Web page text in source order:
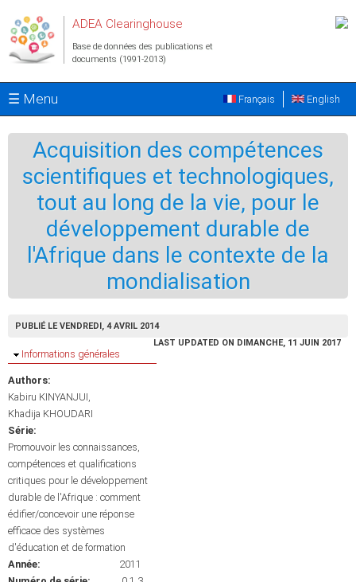
ADEA Clearinghouse
Base de données des publications et
documents (1991-2013)
☰ Menu English
Français
Acquisition des compétences
scientifiques et technologiques,
tout au long de la vie, pour le
développement durable de
l'Afrique dans le contexte de la
mondialisation
PUBLIÉ LE VENDREDI, 4 AVRIL 2014
LAST UPDATED ON DIMANCHE, 11 JUIN 2017
Masquer
Informations générales
Authors:
Kabiru KINYANJUI
Khadija KHOUDARI
Série:
Promouvoir les connaissances,
compétences et qualifications
critiques pour le développement
durable de l'Afrique : comment
édifier/concevoir une réponse
efficace des systèmes
d'éducation et de formation
Année:
2011